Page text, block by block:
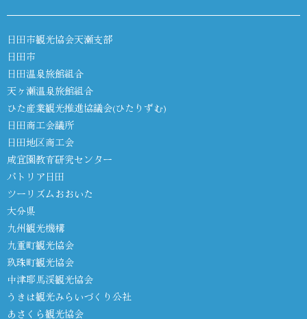
日田市観光協会天瀬支部
日田市
日田温泉旅館組合
天ヶ瀬温泉旅館組合
ひた産業観光推進協議会(ひたりずむ)
日田商工会議所
日田地区商工会
咸宜園教育研究センター
パトリア日田
ツーリズムおおいた
大分県
九州観光機構
九重町観光協会
玖珠町観光協会
中津耶馬渓観光協会
うきは観光みらいづくり公社
あさくら観光協会